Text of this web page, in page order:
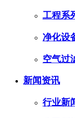
工程系
净化设
空气过
新闻资讯
行业新